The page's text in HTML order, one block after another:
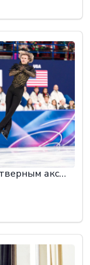
Физика, стоящая за четверным акселем, самым сложным прыжком в фигурном катании